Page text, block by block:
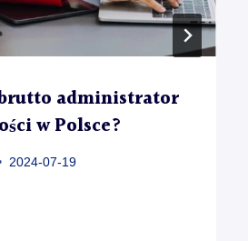
administrator
w Polsce?
2024-07-19